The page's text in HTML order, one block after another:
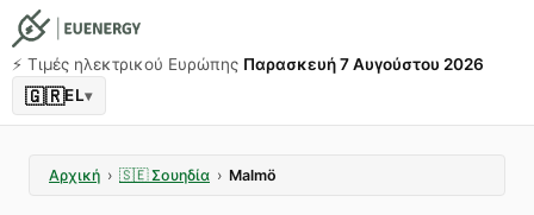
⚡️ Τιμές ηλεκτρικού Ευρώπης Παρασκευή 7 Αυγούστου 2026
🇬🇷EL▾
Αρχική › 🇸🇪 Σουηδία › Malmö